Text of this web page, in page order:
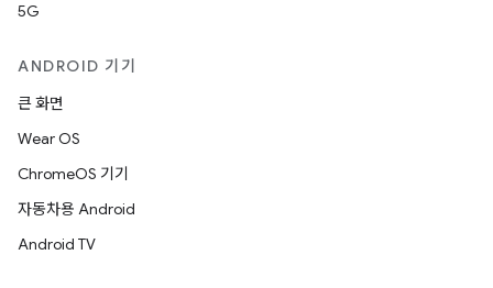
5G
ANDROID 기기
큰 화면
Wear OS
ChromeOS 기기
자동차용 Android
Android TV